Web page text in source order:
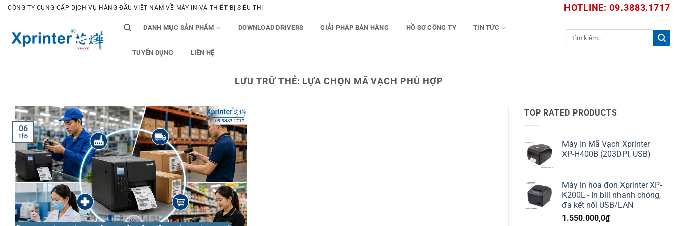
Bỏ
dung
CÔNG TY CUNG CẤP DỊCH VỤ HÀNG ĐẦU VIỆT NAM VỀ MÁY IN VÀ THIẾT BỊ SIÊU THỊ HOTLINE: 09.3883.1717
DANH MỤC SẢN PHẨM DOWNLOAD DRIVERS GIẢI PHÁP BÁN HÀNG HỒ SƠ CÔNG TY TIN TỨC
TUYỂN DỤNG LIÊN HỆ
LƯU TRỮ THẺ: LỰA CHỌN MÃ VẠCH PHÙ HỢP
06
Th5
TOP RATED PRODUCTS
Máy In Mã Vạch Xprinter
XP-H400B (203DPI, USB)
Máy in hóa đơn Xprinter XP-
K200L - In bill nhanh chóng,
đa kết nối USB/LAN
1.550.000,0₫